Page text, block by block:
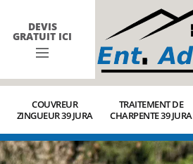
DEVIS
GRATUIT ICI
COUVREUR
ZINGUEUR 39 JURA
TRAITEMENT DE
CHARPENTE 39 JURA